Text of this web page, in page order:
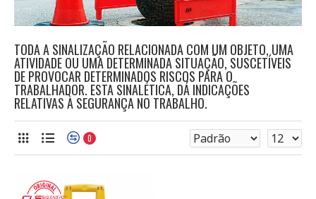
TODA A SINALIZAÇÃO RELACIONADA COM UM OBJETO, UMA
ATIVIDADE OU UMA DETERMINADA SITUAÇÃO, SUSCETÍVEIS
DE PROVOCAR DETERMINADOS RISCOS PARA O
TRABALHADOR. ESTA SINALÉTICA, DÁ INDICAÇÕES
RELATIVAS À SEGURANÇA NO TRABALHO.
0